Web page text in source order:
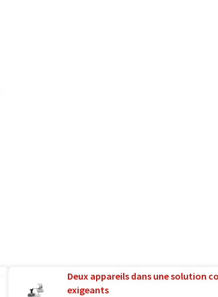
Deux appareils dans une solution
exigeants